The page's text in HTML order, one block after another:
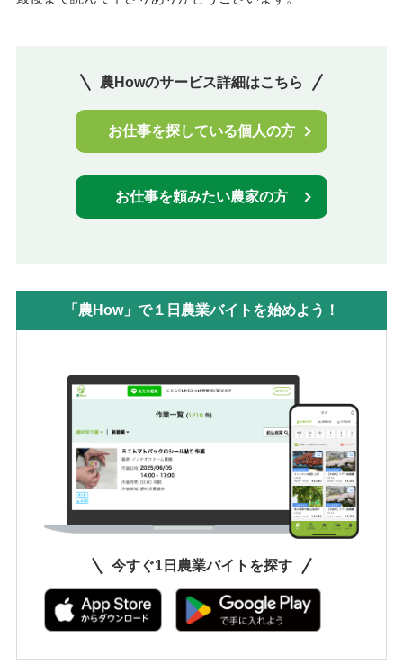
農Howのサービス詳細はこちら
お仕事を探している個人の方
お仕事を頼みたい農家の方
「農How」で１日農業バイトを始めよう！
今すぐ1日農業バイトを探す